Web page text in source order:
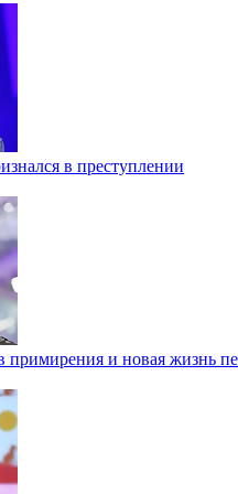
в преступлении
и новая жизнь